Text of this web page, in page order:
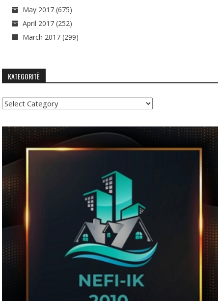
May 2017 (675)
April 2017 (252)
March 2017 (299)
KATEGORITË
Kategoritë